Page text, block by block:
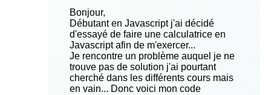
Bonjour,
Débutant en Javascript j'ai décidé
d'essayé de faire une calculatrice en
Javascript afin de m'exercer...
Je rencontre un problème auquel je ne
trouve pas de solution j'ai pourtant
cherché dans les différents cours mais
en vain... Donc voici mon code